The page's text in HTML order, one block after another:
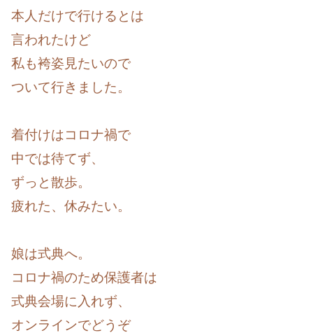
本人だけで行けるとは
言われたけど
私も袴姿見たいので
ついて行きました。
着付けはコロナ禍で
中では待てず、
ずっと散歩。
疲れた、休みたい。
娘は式典へ。
コロナ禍のため保護者は
式典会場に入れず、
オンラインでどうぞ